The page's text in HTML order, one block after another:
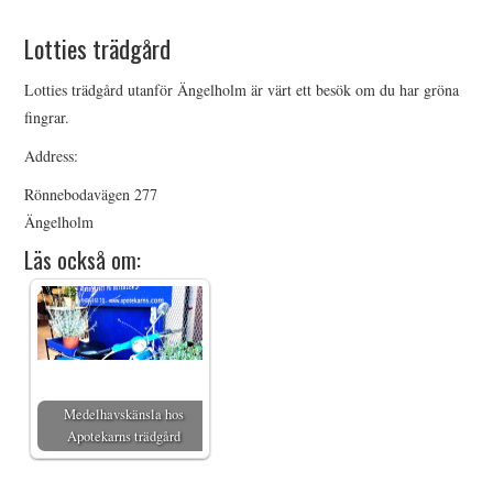
HIMLAMYSIGT
HIMLASNYGGT
VI MÖTER
VI SPANAR PÅ
Lotties trädgård
Lotties trädgård utanför Ängelholm är värt ett besök om du har gröna
fingrar.
Address:
Rönnebodavägen 277
Ängelholm
Läs också om:
Medelhavskänsla hos
Apotekarns trädgård